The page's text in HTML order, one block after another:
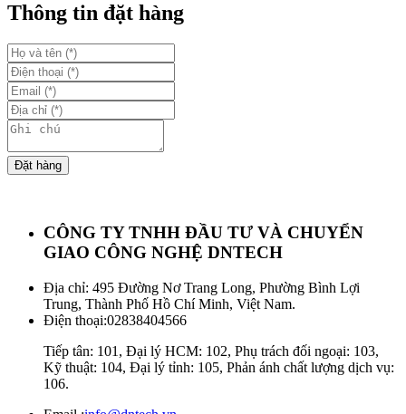
Thông tin đặt hàng
Đặt hàng
CÔNG TY TNHH ĐẦU TƯ VÀ CHUYỂN
GIAO CÔNG NGHỆ DNTECH
Địa chỉ: 495 Đường Nơ Trang Long, Phường Bình Lợi
Trung, Thành Phố Hồ Chí Minh, Việt Nam.
Điện thoại:02838404566
Tiếp tân: 101, Đại lý HCM: 102, Phụ trách đối ngoại: 103,
Kỹ thuật: 104, Đại lý tỉnh: 105, Phản ánh chất lượng dịch vụ:
106.